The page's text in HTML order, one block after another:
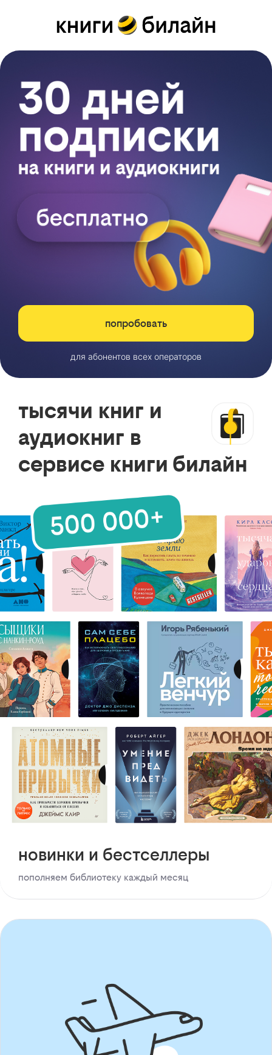
попробовать
для абонентов всех операторов
тысячи книг и
аудиокниг в
сервисе книги билайн
новинки и бестселлеры
пополняем библиотеку каждый месяц